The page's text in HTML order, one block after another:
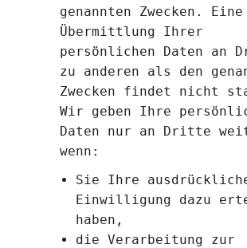
genannten Zwecken. Eine
Übermittlung Ihrer
persönlichen Daten an
zu anderen als den
Zwecken findet nicht
Wir geben Ihre
Daten nur an Dritte
wenn:
Sie Ihre
Einwilligung dazu
haben,
die Verarbeitung zur